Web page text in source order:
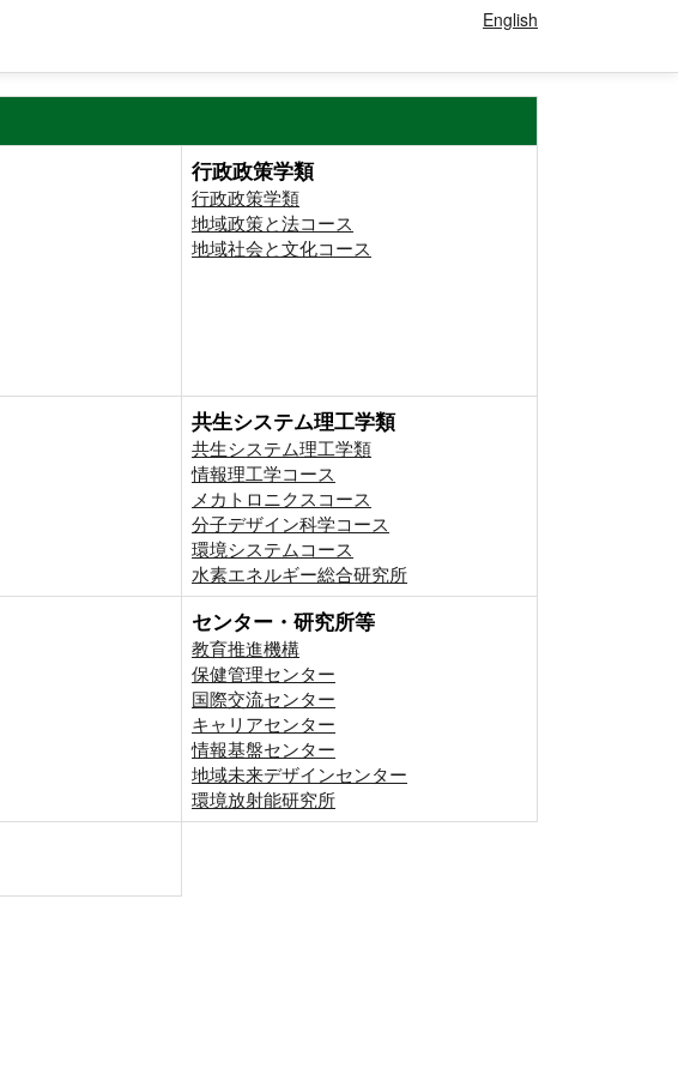
English
行政政策学類
行政政策学類
地域政策と法コース
地域社会と文化コース
共生システム理工学類
共生システム理工学類
情報理工学コース
メカトロニクスコース
分子デザイン科学コース
環境システムコース
⽔素エネルギー総合研究所
センター・研究所等
教育推進機構
保健管理センター
国際交流センター
キャリアセンター
情報基盤センター
地域未来デザインセンター
環境放射能研究所